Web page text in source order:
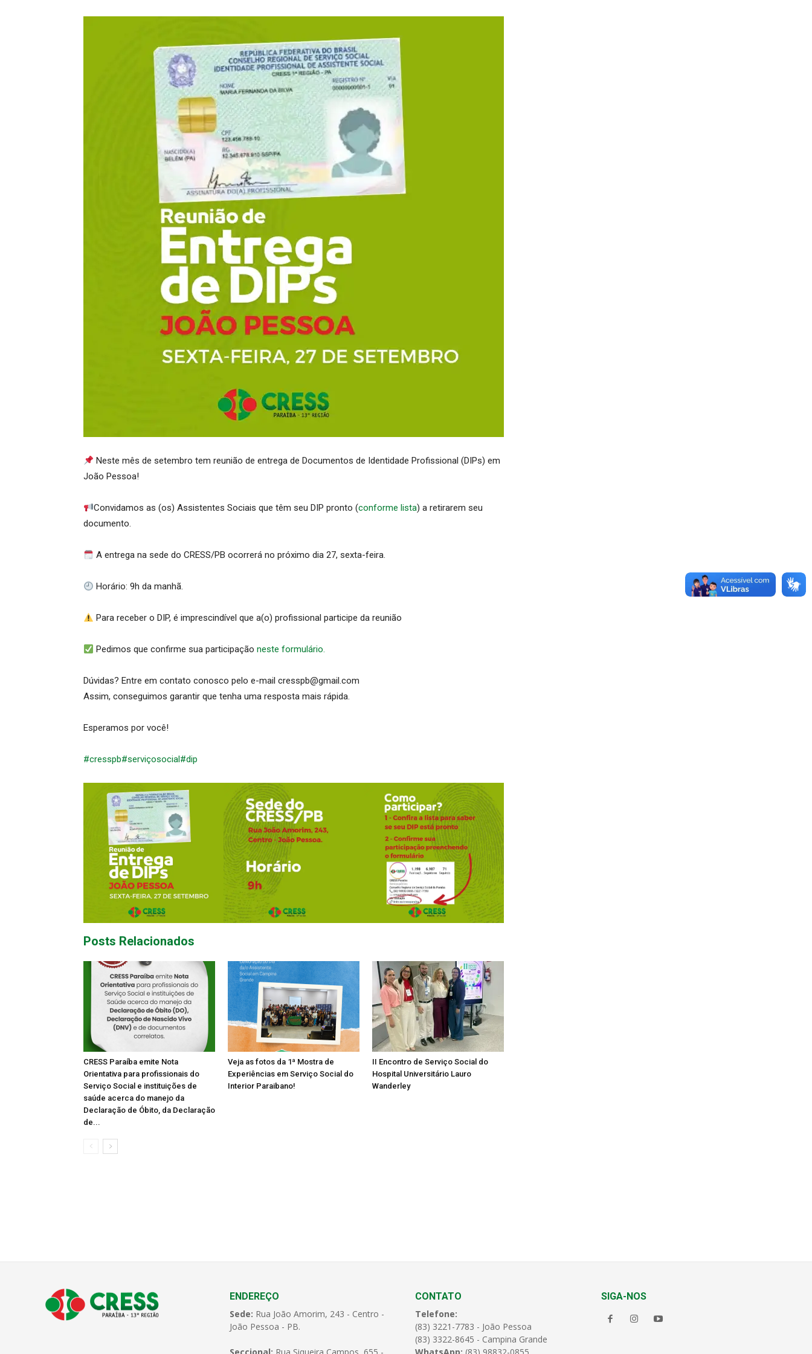
Neste mês de setembro tem reunião de entrega de Documentos de Identidade Profissional (DIPs) em
João Pessoa!
Convidamos as (os) Assistentes Sociais que têm seu DIP pronto (conforme lista) a retirarem seu
documento.
A entrega na sede do CRESS/PB ocorrerá no próximo dia 27, sexta-feira.
Horário: 9h da manhã.
Para receber o DIP, é imprescindível que a(o) profissional participe da reunião
Pedimos que confirme sua participaçãoneste formulário.
Dúvidas? Entre em contato conosco pelo e-mail cresspb@gmail.com
Assim, conseguimos garantir que tenha uma resposta mais rápida.
Esperamos por você!
#cresspb#serviçosocial#dip
Posts Relacionados
CRESS Paraíba emite Nota
Orientativa para profissionais do
Serviço Social e instituições de
saúde acerca do manejo da
Declaração de Óbito, da Declaração
de...
Veja as fotos da 1ª Mostra de
Experiências em Serviço Social do
Interior Paraibano!
II Encontro de Serviço Social do
Hospital Universitário Lauro
Wanderley
ENDEREÇO
Sede: Rua João Amorim, 243 - Centro -
João Pessoa - PB.
CONTATO
Telefone:
(83) 3221-7783 - João Pessoa
(83) 3322-8645 - Campina Grande
SIGA-NOS